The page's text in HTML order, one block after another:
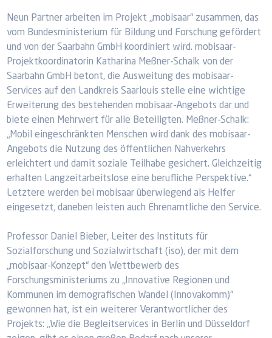
Neun Partner arbeiten im Projekt „mobisaar“ zusammen, das
vom Bundesministerium für Bildung und Forschung gefördert
und von der Saarbahn GmbH koordiniert wird. mobisaar-
Projektkoordinatorin Katharina Meßner-Schalk von der
Saarbahn GmbH betont, die Ausweitung des mobisaar-
Services auf den Landkreis Saarlouis stelle eine wichtige
Erweiterung des bestehenden mobisaar-Angebots dar und
biete einen Mehrwert für alle Beteiligten. Meßner-Schalk:
„Mobil eingeschränkten Menschen wird dank des mobisaar-
Angebots die Nutzung des öffentlichen Nahverkehrs
erleichtert und damit soziale Teilhabe gesichert. Gleichzeitig
erhalten Langzeitarbeitslose eine berufliche Perspektive.“
Letztere werden bei mobisaar überwiegend als Helfer
eingesetzt, daneben leisten auch Ehrenamtliche den Service.
Professor Daniel Bieber, Leiter des Instituts für
Sozialforschung und Sozialwirtschaft (iso), der mit dem
„mobisaar-Konzept“ den Wettbewerb des
Forschungsministeriums zu „Innovative Regionen und
Kommunen im demografischen Wandel (Innovakomm)“
gewonnen hat, ist ein weiterer Verantwortlicher des
Projekts: „Wie die Begleitservices in Berlin und Düsseldorf